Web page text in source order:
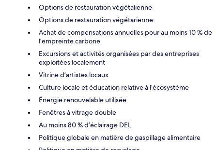
Options de restauration végétalienne
Options de restauration végétarienne
Achat de compensations annuelles pour au moins 10 % de
l’empreinte carbone
Excursions et activités organisées par des entreprises
exploitées localement
Vitrine d’artistes locaux
Culture locale et éducation relative à l’écosystème
Énergie renouvelable utilisée
Fenêtres à vitrage double
Au moins 80 % d’éclairage DEL
Politique globale en matière de gaspillage alimentaire